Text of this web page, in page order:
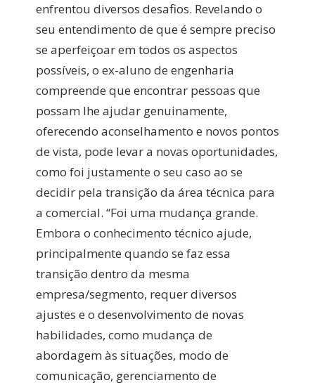
enfrentou diversos desafios. Revelando o
seu entendimento de que é sempre preciso
se aperfeiçoar em todos os aspectos
possíveis, o ex-aluno de engenharia
compreende que encontrar pessoas que
possam lhe ajudar genuinamente,
oferecendo aconselhamento e novos pontos
de vista, pode levar a novas oportunidades,
como foi justamente o seu caso ao se
decidir pela transição da área técnica para
a comercial. “Foi uma mudança grande.
Embora o conhecimento técnico ajude,
principalmente quando se faz essa
transição dentro da mesma
empresa/segmento, requer diversos
ajustes e o desenvolvimento de novas
habilidades, como mudança de
abordagem às situações, modo de
comunicação, gerenciamento de